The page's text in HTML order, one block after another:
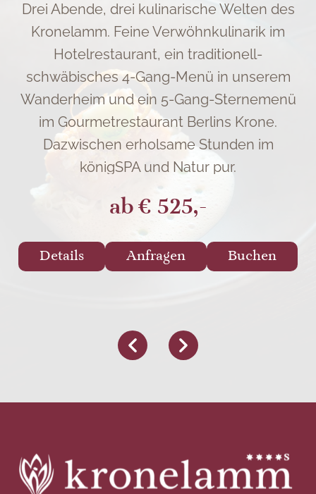
Drei Abende, drei kulinarische Welten des
Kronelamm. Feine Verwöhnkulinarik im
Hotelrestaurant, ein traditionell-
schwäbisches 4-Gang-Menü in unserem
Wanderheim und ein 5-Gang-Sternemenü
im Gourmetrestaurant Berlins Krone.
Dazwischen erholsame Stunden im
königSPA und Natur pur.
ab € 525,-
Details Anfragen Buchen